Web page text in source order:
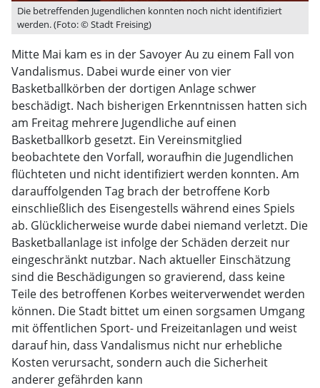
Die betreffenden Jugendlichen konnten noch nicht identifiziert
werden. (Foto: © Stadt Freising)
Mitte Mai kam es in der Savoyer Au zu einem Fall von
Vandalismus. Dabei wurde einer von vier
Basketballkörben der dortigen Anlage schwer
beschädigt. Nach bisherigen Erkenntnissen hatten sich
am Freitag mehrere Jugendliche auf einen
Basketballkorb gesetzt. Ein Vereinsmitglied
beobachtete den Vorfall, woraufhin die Jugendlichen
flüchteten und nicht identifiziert werden konnten. Am
darauffolgenden Tag brach der betroffene Korb
einschließlich des Eisengestells während eines Spiels
ab. Glücklicherweise wurde dabei niemand verletzt. Die
Basketballanlage ist infolge der Schäden derzeit nur
eingeschränkt nutzbar. Nach aktueller Einschätzung
sind die Beschädigungen so gravierend, dass keine
Teile des betroffenen Korbes weiterverwendet werden
können. Die Stadt bittet um einen sorgsamen Umgang
mit öffentlichen Sport- und Freizeitanlagen und weist
darauf hin, dass Vandalismus nicht nur erhebliche
Kosten verursacht, sondern auch die Sicherheit
anderer gefährden kann